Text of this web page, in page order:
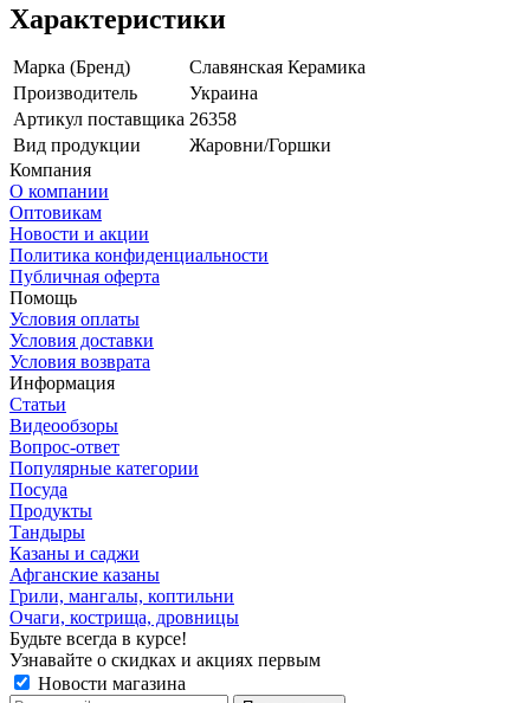
Характеристики
Марка (Бренд)
Славянская Керамика
Производитель
Украина
Артикул поставщика 26358
Вид продукции
Жаровни/Горшки
Компания
О компании
Оптовикам
Новости и акции
Политика конфиденциальности
Публичная оферта
Помощь
Условия оплаты
Условия доставки
Условия возврата
Информация
Статьи
Видеообзоры
Вопрос-ответ
Популярные категории
Посуда
Продукты
Тандыры
Казаны и саджи
Афганские казаны
Грили, мангалы, коптильни
Очаги, кострища, дровницы
Будьте всегда в курсе!
Узнавайте о скидках и акциях первым
Новости магазина